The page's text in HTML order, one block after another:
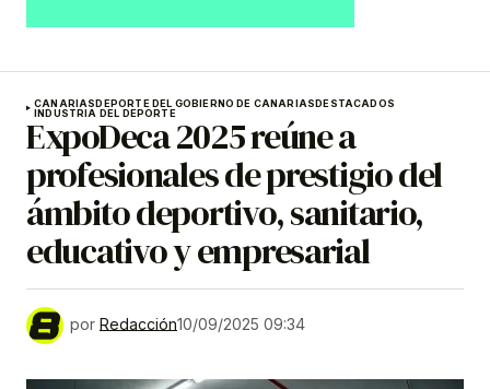
CANARIASDEPORTE DEL GOBIERNO DE CANARIASDESTACADOS
INDUSTRIA DEL DEPORTE
ExpoDeca 2025 reúne a
profesionales de prestigio del
ámbito deportivo, sanitario,
educativo y empresarial
por Redacción10/09/2025 09:34